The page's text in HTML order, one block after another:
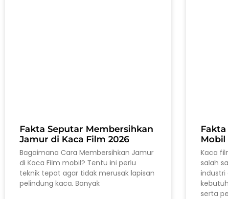
Fakta Seputar Membersihkan
Jamur di Kaca Film 2026
Bagaimana Cara Membersihkan Jamur
di Kaca Film mobil? Tentu ini perlu
teknik tepat agar tidak merusak lapisan
pelindung kaca. Banyak
Mobil
Kaca
salah
serta